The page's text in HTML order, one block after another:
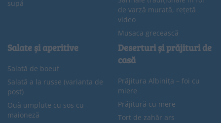
supă
de varză murată, rețetă
video
Musaca grecească
Salate și aperitive
Salată de boeuf
Salată a la russe (varianta de
post)
Ouă umplute cu sos cu
maioneză
Deserturi și prăjituri de
casă
Prăjitura Albinița – foi cu
miere
Prăjitură cu mere
Tort de zahăr ars